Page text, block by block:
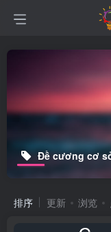
Đề cương cơ
排序 更新 浏览